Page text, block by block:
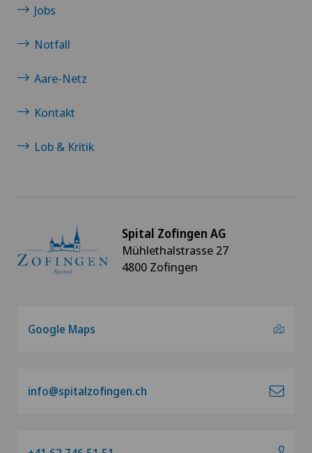
Jobs
Notfall
Aare-Netz
Kontakt
Lob & Kritik
Spital Zofingen AG
Mühlethalstrasse 27
4800 Zofingen
Google Maps
info@spitalzofingen.ch